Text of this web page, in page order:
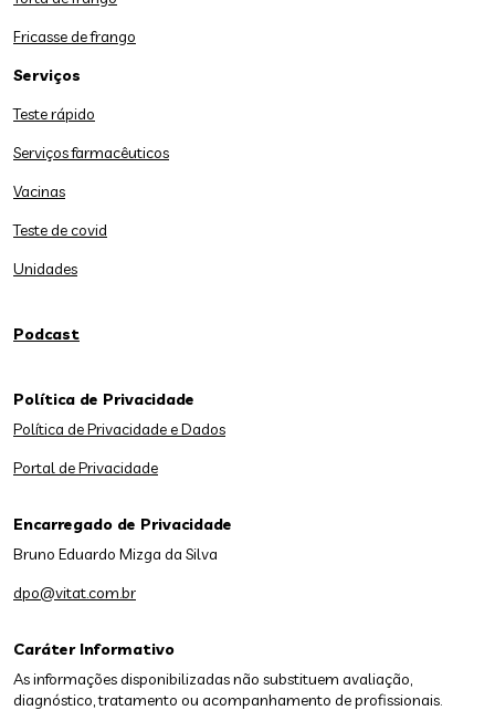
Fricasse de frango
Serviços
Teste rápido
Serviços farmacêuticos
Vacinas
Teste de covid
Unidades
Podcast
Caráter Informativo
As informações disponibilizadas não substituem avaliação,
diagnóstico, tratamento ou acompanhamento de profissionais.
Política de Privacidade
Política de Privacidade e Dados
Portal de Privacidade
Encarregado de Privacidade
Bruno Eduardo Mizga da Silva
dpo@vitat.com.br